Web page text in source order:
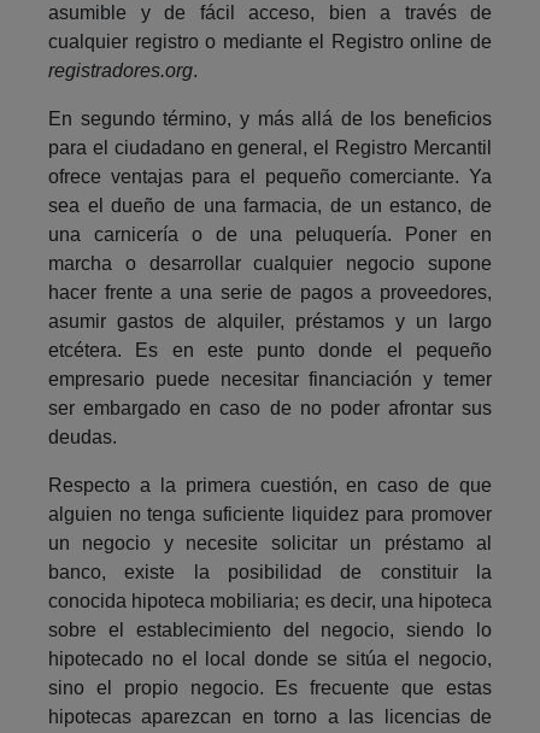
asumible y de fácil acceso, bien a través de
cualquier registro o mediante el Registro online de
registradores.org.
En segundo término, y más allá de los beneficios
para el ciudadano en general, el Registro Mercantil
ofrece ventajas para el pequeño comerciante. Ya
sea el dueño de una farmacia, de un estanco, de
una carnicería o de una peluquería. Poner en
marcha o desarrollar cualquier negocio supone
hacer frente a una serie de pagos a proveedores,
asumir gastos de alquiler, préstamos y un largo
etcétera. Es en este punto donde el pequeño
empresario puede necesitar financiación y temer
ser embargado en caso de no poder afrontar sus
deudas.
Respecto a la primera cuestión, en caso de que
alguien no tenga suficiente liquidez para promover
un negocio y necesite solicitar un préstamo al
banco, existe la posibilidad de constituir la
conocida hipoteca mobiliaria; es decir, una hipoteca
sobre el establecimiento del negocio, siendo lo
hipotecado no el local donde se sitúa el negocio,
sino el propio negocio. Es frecuente que estas
hipotecas aparezcan en torno a las licencias de